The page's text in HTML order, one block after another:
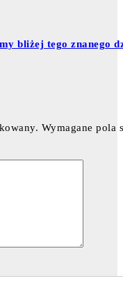
bliżej tego znanego
Wymagane pola